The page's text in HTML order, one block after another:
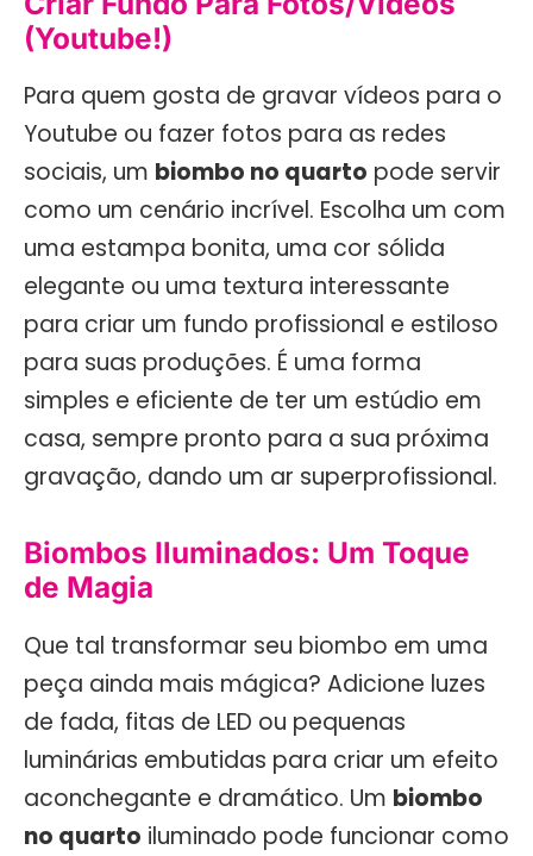
(Youtube!)
Para quem gosta de gravar vídeos para o
Youtube ou fazer fotos para as redes
sociais, um biombo no quarto pode servir
como um cenário incrível. Escolha um com
uma estampa bonita, uma cor sólida
elegante ou uma textura interessante
para criar um fundo profissional e estiloso
para suas produções. É uma forma
simples e eficiente de ter um estúdio em
casa, sempre pronto para a sua próxima
gravação, dando um ar superprofissional.
Biombos Iluminados: Um Toque
de Magia
Que tal transformar seu biombo em uma
peça ainda mais mágica? Adicione luzes
de fada, fitas de LED ou pequenas
luminárias embutidas para criar um efeito
aconchegante e dramático. Um biombo
no quarto iluminado pode funcionar como